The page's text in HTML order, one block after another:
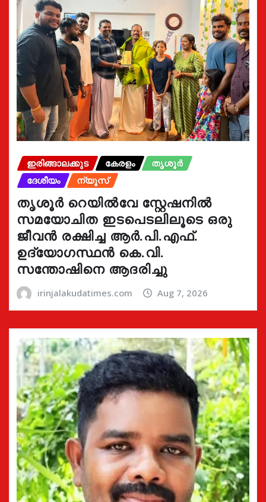
ഇരിങ്ങാലക്കുട കേരളം
തൃശൂർ
ദേശീയം
ന്യൂസ്
തൃശൂർ റെയിൽവേ സ്റ്റേഷനിൽ
സമയോചിത ഇടപെടലിലൂടെ ഒരു
ജീവൻ രക്ഷിച്ച ആർ.പി.എഫ്.
ഉദ്യോഗസ്ഥൻ കെ.വി.
സന്തോഷിനെ ആദരിച്ചു
irinjalakudatimes.com Aug 7, 2026